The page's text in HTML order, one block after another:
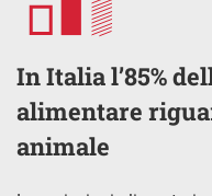
In Italia l’85%
alimentare
animale